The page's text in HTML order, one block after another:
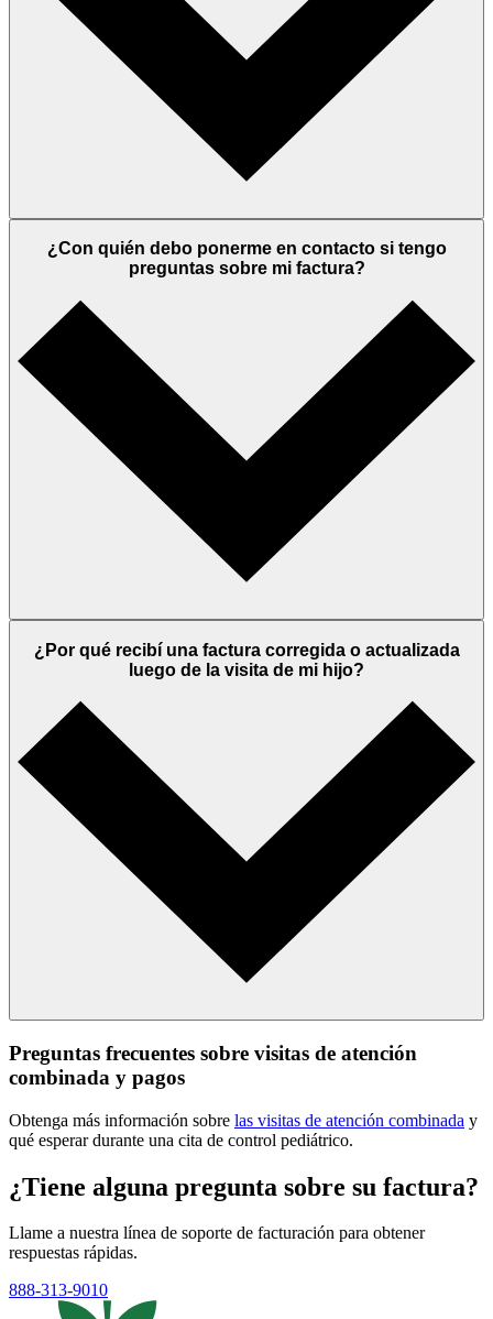
¿Con quién debo ponerme en contacto si tengo
preguntas sobre mi factura?
¿Por qué recibí una factura corregida o actualizada
luego de la visita de mi hijo?
Preguntas frecuentes sobre visitas de atención
combinada y pagos
Obtenga más información sobre las visitas de atención combinada y
qué esperar durante una cita de control pediátrico.
¿Tiene alguna pregunta sobre su factura?
Llame a nuestra línea de soporte de facturación para obtener
respuestas rápidas.
888-313-9010